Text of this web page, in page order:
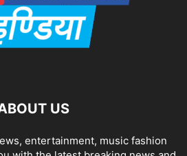
US
entertainment, music fashion